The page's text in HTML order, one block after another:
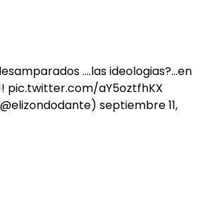
….las ideologias?…en
pic.twitter.com/aY5oztfhKX
septiembre 11,